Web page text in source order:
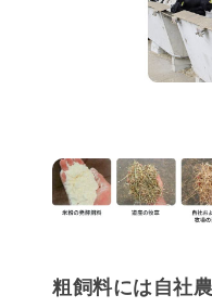
粗飼料には自社